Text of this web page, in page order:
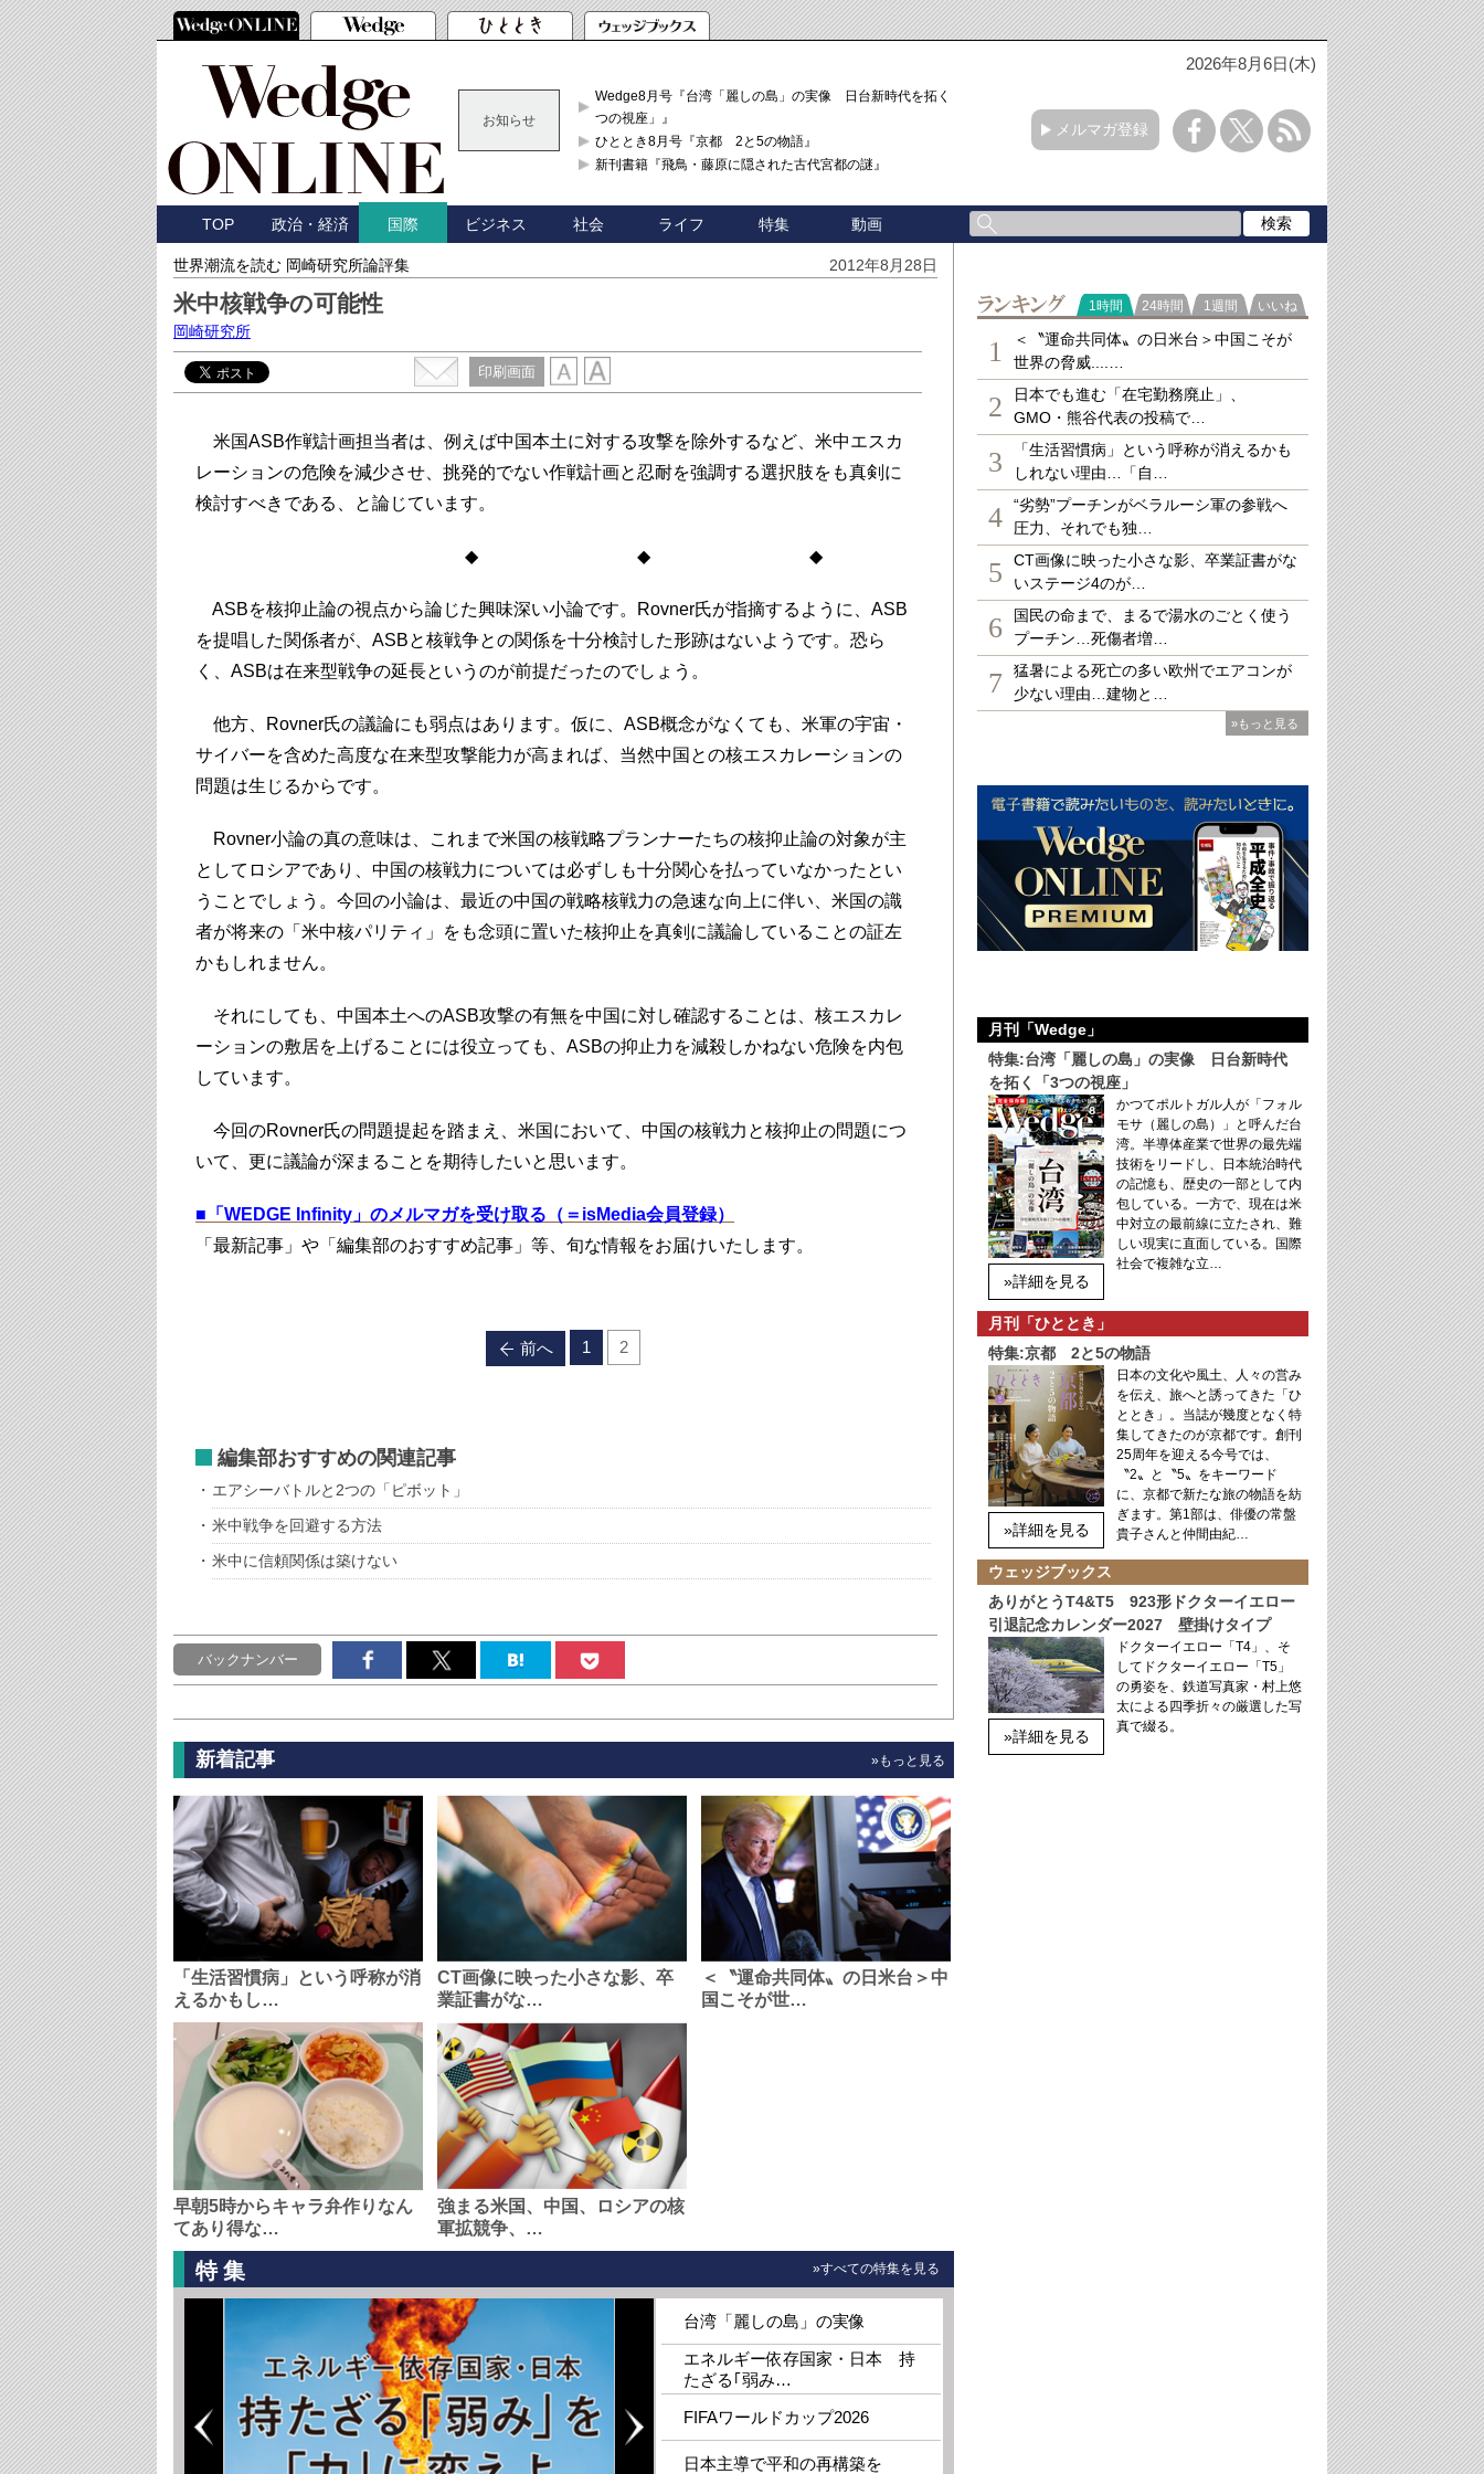
2026年8月6日(木)
お知らせ
Wedge8月号『台湾「麗しの島」の実像 日台新時代を拓く「3
つの視座」』
ひととき8月号『京都 2と5の物語』
新刊書籍『飛鳥・藤原に隠された古代宮都の謎』
メルマガ登録
TOP 政治・経済 国際 ビジネス 社会 ライフ 特集 動画
世界潮流を読む 岡崎研究所論評集 2012年8月28日
米中核戦争の可能性
岡崎研究所
印刷画面
米国ASB作戦計画担当者は、例えば中国本土に対する攻撃を除外するなど、米中エスカ
レーションの危険を減少させ、挑発的でない作戦計画と忍耐を強調する選択肢をも真剣に
検討すべきである、と論じています。
◆ ◆ ◆
ASBを核抑止論の視点から論じた興味深い小論です。Rovner氏が指摘するように、ASB
を提唱した関係者が、ASBと核戦争との関係を十分検討した形跡はないようです。恐ら
く、ASBは在来型戦争の延長というのが前提だったのでしょう。
他方、Rovner氏の議論にも弱点はあります。仮に、ASB概念がなくても、米軍の宇宙・
サイバーを含めた高度な在来型攻撃能力が高まれば、当然中国との核エスカレーションの
問題は生じるからです。
Rovner小論の真の意味は、これまで米国の核戦略プランナーたちの核抑止論の対象が主
としてロシアであり、中国の核戦力については必ずしも十分関心を払っていなかったとい
うことでしょう。今回の小論は、最近の中国の戦略核戦力の急速な向上に伴い、米国の識
者が将来の「米中核パリティ」をも念頭に置いた核抑止を真剣に議論していることの証左
かもしれません。
それにしても、中国本土へのASB攻撃の有無を中国に対し確認することは、核エスカレ
ーションの敷居を上げることには役立っても、ASBの抑止力を減殺しかねない危険を内包
しています。
今回のRovner氏の問題提起を踏まえ、米国において、中国の核戦力と核抑止の問題につ
いて、更に議論が深まることを期待したいと思います。
■ 「WEDGE Infinity」のメルマガを受け取る（＝isMedia会員登録）
「最新記事」や「編集部のおすすめ記事」等、旬な情報をお届けいたします。
前へ 1 2
編集部おすすめの関連記事
エアシーバトルと2つの「ピボット」
米中戦争を回避する方法
米中に信頼関係は築けない
バックナンバー
新着記事 »もっと見る
「生活習慣病」という呼称が消
えるかもし…
CT画像に映った小さな影、卒
業証書がな…
＜〝運命共同体〟の日米台＞中
国こそが世…
早朝5時からキャラ弁作りなん
てあり得な…
強まる米国、中国、ロシアの核
軍拡競争、…
特集 »すべての特集を見る
台湾「麗しの島」の実像
エネルギー依存国家・日本 持
たざる｢弱み…
FIFAワールドカップ2026
日本主導で平和の再構築を
ランキング
1時間 24時間 1週間 いいね
1
＜〝運命共同体〟の日米台＞中国こそが
世界の脅威....…
2
日本でも進む「在宅勤務廃止」、
GMO・熊谷代表の投稿で…
3
「生活習慣病」という呼称が消えるかも
しれない理由…「自…
4
“劣勢”プーチンがベラルーシ軍の参戦へ
圧力、それでも独…
5
CT画像に映った小さな影、卒業証書がな
いステージ4のが…
6
国民の命まで、まるで湯水のごとく使う
プーチン…死傷者増…
7
猛暑による死亡の多い欧州でエアコンが
少ない理由…建物と…
»もっと見る
月刊「Wedge」
特集:台湾「麗しの島」の実像 日台新時代
を拓く「3つの視座」
»詳細を見る
かつてポルトガル人が「フォル
モサ（麗しの島）」と呼んだ台
湾。半導体産業で世界の最先端
技術をリードし、日本統治時代
の記憶も、歴史の一部として内
包している。一方で、現在は米
中対立の最前線に立たされ、難
しい現実に直面している。国際
社会で複雑な立…
月刊「ひととき」
特集:京都 2と5の物語
»詳細を見る
日本の文化や風土、人々の営み
を伝え、旅へと誘ってきた「ひ
ととき」。当誌が幾度となく特
集してきたのが京都です。創刊
25周年を迎える今号では、
〝2〟と〝5〟をキーワード
に、京都で新たな旅の物語を紡
ぎます。第1部は、俳優の常盤
貴子さんと仲間由紀…
ウェッジブックス
ありがとうT4&T5 923形ドクターイエロー
引退記念カレンダー2027 壁掛けタイプ
»詳細を見る
ドクターイエロー「T4」、そ
してドクターイエロー「T5」
の勇姿を、鉄道写真家・村上悠
太による四季折々の厳選した写
真で綴る。